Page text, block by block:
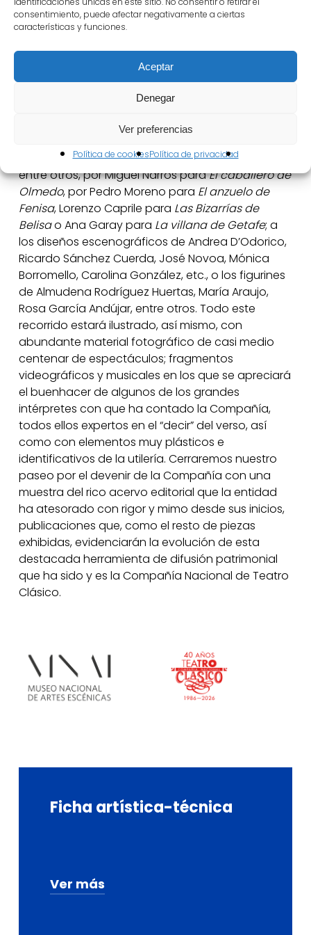
consentimiento, puede afectar negativamente a ciertas
características y funciones.
Aceptar
Denegar
Ver preferencias
Política de cookiesPolítica de privacidad
aquellos relacionados con la atención a los
diversos tipos de públicos, irá apreciando los
lopescos. En este recorrido por la historia de la
Compañía, nos encontraremos desde los
figurines y el boceto escenográfico de Carlos
Los locos de Valencia
1986; a algunas piezas del vestuario diseñadas,
entre otros, por Miguel Narros paraEl caballero de
Olmedo, por Pedro Moreno para El anzuelo de
Fenisa, Lorenzo Caprile para Las Bizarrías de
Belisao Ana Garay para La villana de Getafe; a
los diseños escenográficos de Andrea D’Odorico,
Ricardo Sánchez Cuerda, José Novoa, Mónica
Borromello, Carolina González, etc., o los figurines
de Almudena Rodríguez Huertas, María Araujo,
Rosa García Andújar, entre otros. Todo este
recorrido estará ilustrado, así mismo, con
abundante material fotográfico de casi medio
centenar de espectáculos; fragmentos
videográficos y musicales en los que se apreciará
el buenhacer de algunos de los grandes
intérpretes con que ha contado la Compañía,
todos ellos expertos en el “decir” del verso, así
como con elementos muy plásticos e
identificativos de la utilería. Cerraremos nuestro
paseo por el devenir de la Compañía con una
muestra del rico acervo editorial que la entidad
ha atesorado con rigor y mimo desde sus inicios,
publicaciones que, como el resto de piezas
exhibidas, evidenciarán la evolución de esta
destacada herramienta de difusión patrimonial
que ha sido y es la Compañía Nacional de Teatro
Clásico.
Ficha artística-técnica
Ver más